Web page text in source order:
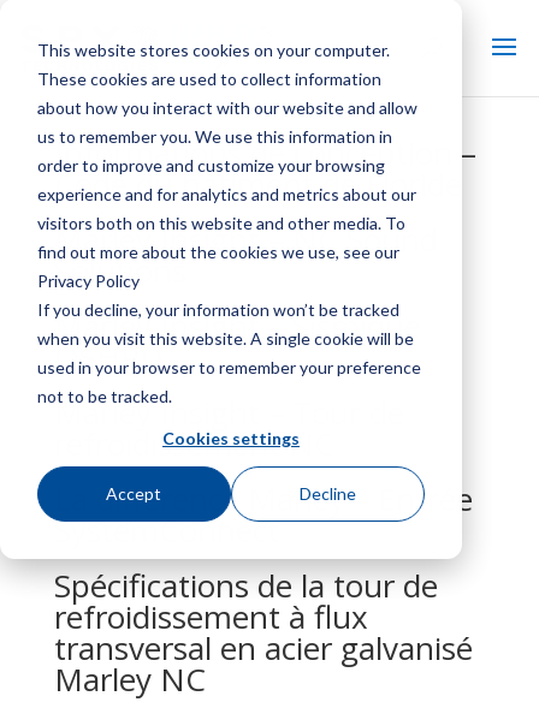
This website stores cookies on your computer.
These cookies are used to collect information
about how you interact with our website and allow
us to remember you. We use this information in
order to improve and customize your browsing
experience and for analytics and metrics about our
visitors both on this website and other media. To
find out more about the cookies we use, see our
Privacy Policy
If you decline, your information won’t be tracked
when you visit this website. A single cookie will be
used in your browser to remember your preference
not to be tracked.
Cookies settings
Accept Decline
Informations de conception –
Code du bâtiment de Floride
Marley Insight – NC Sound
Solutions
Marley Insight – Sismique
OSHPD
Marley Insight – Tour de
refroidissement NC
La différence Marley – Entrée
SystemConnect
Spécifications de la tour de
refroidissement à flux
transversal en acier galvanisé
Marley NC